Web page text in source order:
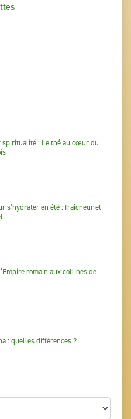
spiritualité : Le thé au cœur du
s’hydrater en été : fraîcheur et
romain aux collines de
: quelles différences ?